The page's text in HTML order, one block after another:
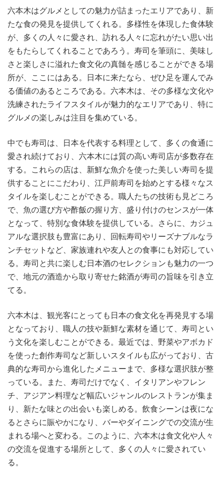
六本木はグルメとしての魅力が詰まったエリアであり、新
たな食の発見を提供してくれる。多様性を体現した食体験
が、多くの人々に愛され、訪れる人々に忘れがたい思い出
をもたらしてくれることであろう。寿司を筆頭に、美味し
さと楽しさに溢れた食文化の真髄を感じることができる場
所が、ここにはある。日本に来たなら、ぜひ足を運んでみ
る価値のあるところである。六本木は、その多様な文化や
洗練されたライフスタイルが魅力的なエリアであり、特に
グルメの楽しみは注目を集めている。
中でも寿司は、日本を代表する料理として、多くの食通に
愛され続けており、六本木には質の高い寿司店が多数存在
する。これらの店は、新鮮な魚介を使った美しい寿司を提
供することにこだわり、江戸前寿司を始めとする様々なス
タイルを楽しむことができる。職人たちの技術も見どころ
で、魚の選び方や酢飯の握り方、盛り付けのセンスが一体
となって、特別な食体験を提供している。さらに、カジュ
アルな選択肢も豊富にあり、回転寿司やリーズナブルなラ
ンチセットなど、家族連れや友人との食事にも対応してい
る。寿司と共に楽しむ日本酒のセレクションも魅力の一つ
で、地元の酒造から取り寄せた銘酒が寿司の旨味を引き立
てる。
六本木は、観光客にとっても日本の食文化を再発見する場
となっており、職人の技や新鮮な素材を通じて、寿司とい
う文化を楽しむことができる。最近では、野菜やアボカド
を使った創作寿司など新しいスタイルも広がっており、古
典的な寿司から進化したメニューまで、多様な選択肢が整
っている。また、寿司だけでなく、イタリアンやフレン
チ、アジアン料理など幅広いジャンルのレストランが集ま
り、新たな味との出会いも楽しめる。飲食シーンは夜にな
るとさらに賑やかになり、バーやダイニングでの交流が生
まれる場へと変わる。このように、六本木は食文化や人々
の交流を促進する場所として、多くの人々に愛されてい
る。